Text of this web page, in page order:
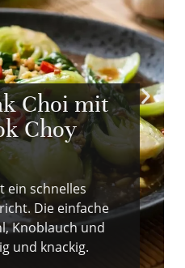
Choi mit
Choy
ein schnelles
Die einfache
Knoblauch und
und knackig.